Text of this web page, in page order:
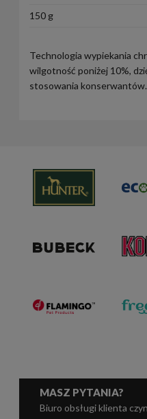
150 g
Technologia wypiekania
wilgotność poniżej 10%,
stosowania konserwantów.
MASZ PYTANIA?
Biuro obsługi klienta